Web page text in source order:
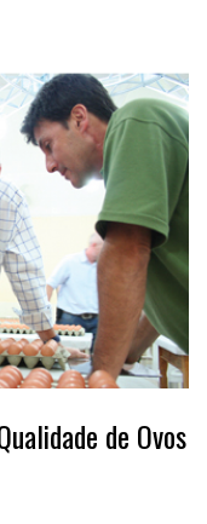
de Ovos